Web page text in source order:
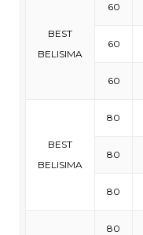
BEST
BELISIMA
60
60
60
BEST
BELISIMA
80
80
80
80